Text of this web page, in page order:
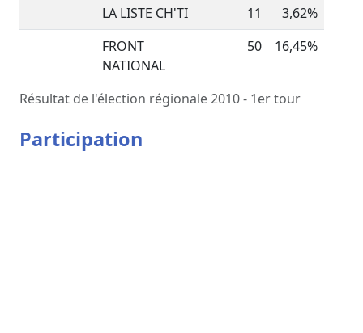
Résultat de l'élection régionale 2010 - 1er tour
LA LISTE CH'TI 11
3,62%
FRONT
NATIONAL
50 16,45%
Participation